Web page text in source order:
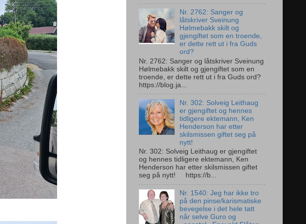
Nr. 2762: Sanger og
låtskriver Sveinung
Hølmebakk skilt og
gjengiftet som en troende,
er dette rett ut i fra Guds
ord?
Nr. 2762: Sanger og låtskriver Sveinung
Hølmebakk skilt og gjengiftet som en
troende, er dette rett ut i fra Guds ord?
https://blog.ja...
Nr. 302: Solveig Leithaug
er gjengiftet og hennes
tidligere ektemann, Ken
Henderson har etter
skilsmissen giftet seg på
nytt!
Nr. 302: Solveig Leithaug er gjengiftet
og hennes tidligere ektemann, Ken
Henderson har etter skilsmissen giftet
seg på nytt! https://b...
Nr. 1540: Jeg har ikke tro
på den pinse/karismatiske
bevegelse i det hele tatt
når selve Guro og